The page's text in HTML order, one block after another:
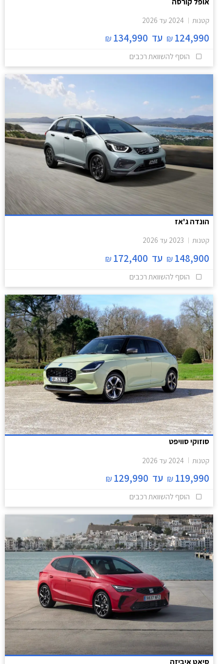
קטנות 2024 עד 2026
124,990
₪ עד 134,990
₪
הוסף להשוואת רכבים
הונדה ג'אז
קטנות 2023 עד 2026
148,900
₪ עד 172,400
₪
הוסף להשוואת רכבים
סוזוקי סוויפט
קטנות 2024 עד 2026
119,990
₪ עד 129,990
₪
הוסף להשוואת רכבים
סיאט איביזה